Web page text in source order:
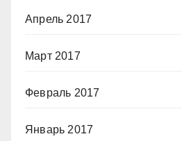
Апрель 2017
Март 2017
Февраль 2017
Январь 2017